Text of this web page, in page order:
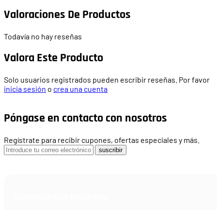
Valoraciones De Productos
Todavía no hay reseñas
Valora Este Producto
Solo usuarios registrados pueden escribir reseñas. Por favor
inicia sesión o crea una cuenta
Póngase en contacto con nosotros
Regístrate para recibir cupones, ofertas especiales y más.
suscribir